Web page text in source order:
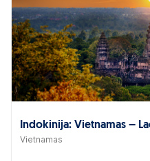
Indokinija: Vietnamas –
Vietnamas